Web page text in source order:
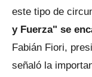
este tipo de
y Fuerza" se
Fabián Fiori,
señaló la